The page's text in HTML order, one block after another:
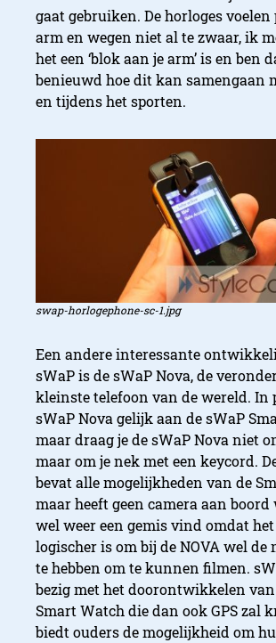
gaat gebruiken. De horloges
arm en wegen niet al te zwaar, ik
het een ‘blok aan je arm’ is en ben
benieuwd hoe dit kan samengaan
en tijdens het sporten.
swap-horlogephone-sc-1.jpg
Een andere interessante
sWaP is de sWaP Nova, de
kleinste telefoon van de wereld. In
sWaP Nova gelijk aan de sWaP
maar draag je de sWaP Nova niet
maar om je nek met een keycord.
bevat alle mogelijkheden van de
maar heeft geen camera aan
wel weer een gemis vind omdat
logischer is om bij de NOVA wel de
te hebben om te kunnen filmen.
bezig met het doorontwikkelen van
Smart Watch die dan ook GPS zal
biedt ouders de mogelijkheid om